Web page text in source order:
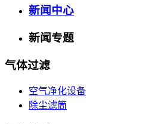
新闻中心
新闻专题
气体过滤
空气净化设备
除尘滤筒